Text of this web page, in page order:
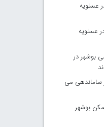
عسلویه
عسلویه
بوشهر در
ساماندهی می‌
بوشهر